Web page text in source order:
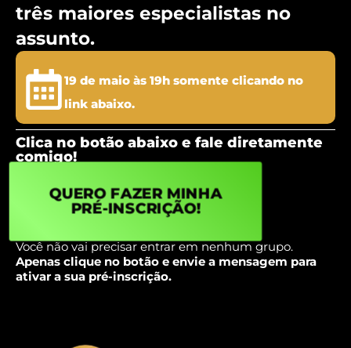
três maiores especialistas no
assunto.
19 de maio às 19h somente clicando no
link abaixo.
Clica no botão abaixo e fale diretamente
comigo!
QUERO FAZER MINHA
PRÉ-INSCRIÇÃO!
Você não vai precisar entrar em nenhum grupo.
Apenas clique no botão e envie a mensagem para
ativar a sua pré-inscrição.